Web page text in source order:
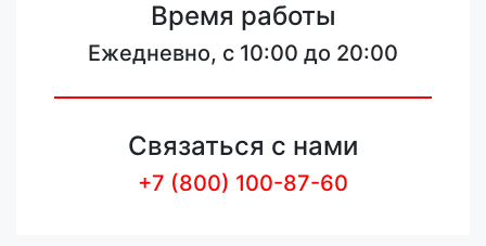
Время работы
Ежедневно, с 10:00 до 20:00
Связаться с нами
+7 (800) 100-87-60